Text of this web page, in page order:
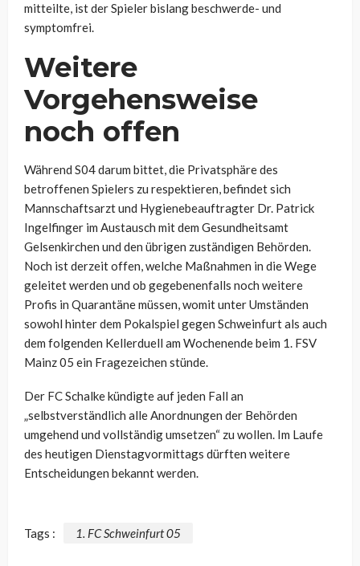
mitteilte, ist der Spieler bislang beschwerde- und
symptomfrei.
Weitere
Vorgehensweise
noch offen
Während S04 darum bittet, die Privatsphäre des
betroffenen Spielers zu respektieren, befindet sich
Mannschaftsarzt und Hygienebeauftragter Dr. Patrick
Ingelfinger im Austausch mit dem Gesundheitsamt
Gelsenkirchen und den übrigen zuständigen Behörden.
Noch ist derzeit offen, welche Maßnahmen in die Wege
geleitet werden und ob gegebenenfalls noch weitere
Profis in Quarantäne müssen, womit unter Umständen
sowohl hinter dem Pokalspiel gegen Schweinfurt als auch
dem folgenden Kellerduell am Wochenende beim 1. FSV
Mainz 05 ein Fragezeichen stünde.
Der FC Schalke kündigte auf jeden Fall an
„selbstverständlich alle Anordnungen der Behörden
umgehend und vollständig umsetzen“ zu wollen. Im Laufe
des heutigen Dienstagvormittags dürften weitere
Entscheidungen bekannt werden.
Tags : 1. FC Schweinfurt 05